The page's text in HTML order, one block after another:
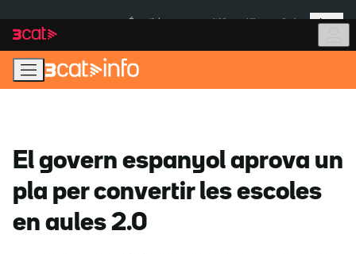
navegació
principal
contingut
Més
El govern espanyol aprova un
pla per convertir les escoles
en aules 2.0